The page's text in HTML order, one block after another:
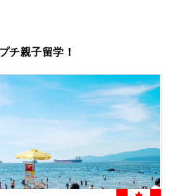
チ親子留学！